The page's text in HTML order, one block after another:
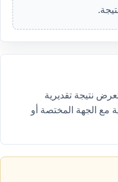
نتيجة تقديرية
مع الجهة المختصة أو